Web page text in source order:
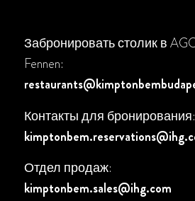
Забронировать столик в
Fennen:
Контакты для бронирования:
Отдел продаж:
kimptonbem.sales@ihg.com